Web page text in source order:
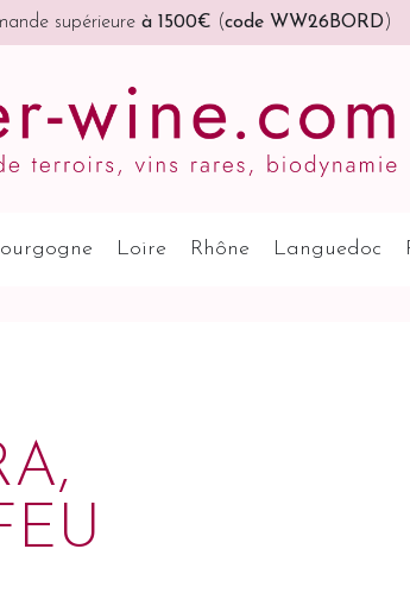
supérieure à 1500€ (code WW26BORD )
Loire Rhône Languedoc